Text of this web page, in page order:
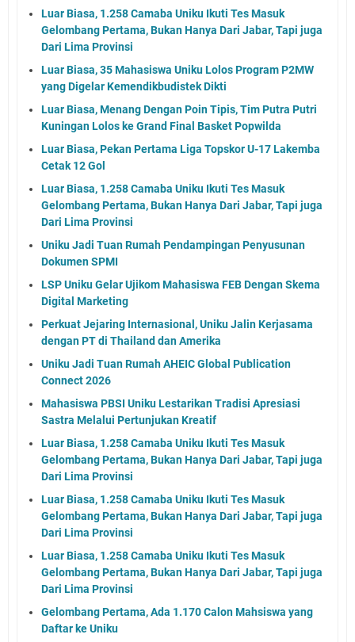
Luar Biasa, 1.258 Camaba Uniku Ikuti Tes Masuk
Gelombang Pertama, Bukan Hanya Dari Jabar, Tapi juga
Dari Lima Provinsi
Luar Biasa, 35 Mahasiswa Uniku Lolos Program P2MW
yang Digelar Kemendikbudistek Dikti
Luar Biasa, Menang Dengan Poin Tipis, Tim Putra Putri
Kuningan Lolos ke Grand Final Basket Popwilda
Luar Biasa, Pekan Pertama Liga Topskor U-17 Lakemba
Cetak 12 Gol
Luar Biasa, 1.258 Camaba Uniku Ikuti Tes Masuk
Gelombang Pertama, Bukan Hanya Dari Jabar, Tapi juga
Dari Lima Provinsi
Uniku Jadi Tuan Rumah Pendampingan Penyusunan
Dokumen SPMI
LSP Uniku Gelar Ujikom Mahasiswa FEB Dengan Skema
Digital Marketing
Perkuat Jejaring Internasional, Uniku Jalin Kerjasama
dengan PT di Thailand dan Amerika
Uniku Jadi Tuan Rumah AHEIC Global Publication
Connect 2026
Mahasiswa PBSI Uniku Lestarikan Tradisi Apresiasi
Sastra Melalui Pertunjukan Kreatif
Luar Biasa, 1.258 Camaba Uniku Ikuti Tes Masuk
Gelombang Pertama, Bukan Hanya Dari Jabar, Tapi juga
Dari Lima Provinsi
Luar Biasa, 1.258 Camaba Uniku Ikuti Tes Masuk
Gelombang Pertama, Bukan Hanya Dari Jabar, Tapi juga
Dari Lima Provinsi
Luar Biasa, 1.258 Camaba Uniku Ikuti Tes Masuk
Gelombang Pertama, Bukan Hanya Dari Jabar, Tapi juga
Dari Lima Provinsi
Gelombang Pertama, Ada 1.170 Calon Mahsiswa yang
Daftar ke Uniku